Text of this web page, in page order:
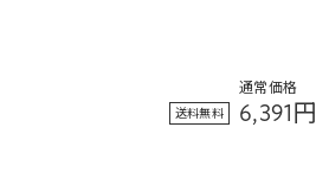
通常価格
送料無料 6,391円